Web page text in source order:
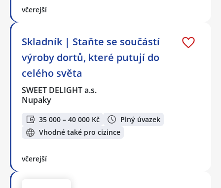
včerejší
Skladník | Staňte se součástí
výroby dortů, které putují do
celého světa
SWEET DELIGHT a.s.
Nupaky
35 000 – 40 000 Kč
Plný úvazek
Vhodné také pro cizince
včerejší